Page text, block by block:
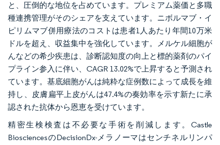
と、圧倒的な地位を占めています。プレミアム薬価と多職
種連携管理がそのシェアを支えています。ニボルマブ・イ
ピリムマブ併用療法のコストは患者1人あたり年間10万米
ドルを超え、収益集中を強化しています。メルケル細胞が
んなどの希少疾患は、診断認知度の向上と標的薬剤のパイ
プライン参入に伴い、CAGR 13.02%で上昇すると予測され
ています。基底細胞がんは純粋な症例数によって成長を維
持し、皮膚扁平上皮がんは47.4%の奏効率を示す新たに承
認された抗体から恩恵を受けています。
精密生検検査は不必要な手術を削減します。Castle
BiosciencesのDecisionDx-メラノーマはセンチネルリンパ